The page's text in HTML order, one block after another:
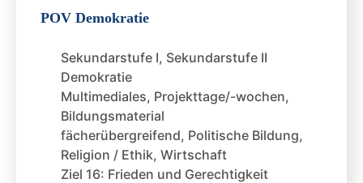
POV Demokratie
Sekundarstufe I, Sekundarstufe II
Demokratie
Multimediales, Projekttage/-wochen,
Bildungsmaterial
fächerübergreifend, Politische Bildung,
Religion / Ethik, Wirtschaft
Ziel 16: Frieden und Gerechtigkeit